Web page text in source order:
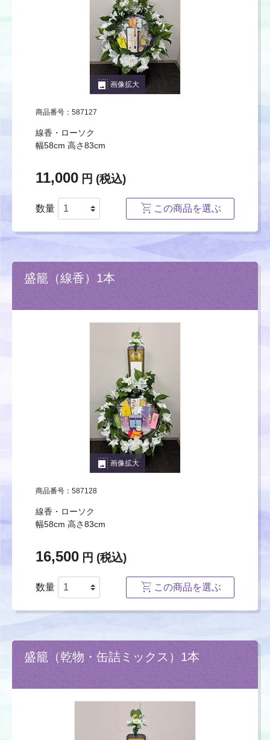
photo_size_select_large 画像拡大
商品番号：587127
線香・ローソク
幅58cm 高さ83cm
11,000 円 (税込)
数量 この商品を選ぶ
盛籠（線香）1本
photo_size_select_large 画像拡大
商品番号：587128
線香・ローソク
幅58cm 高さ83cm
16,500 円 (税込)
数量 この商品を選ぶ
盛籠（乾物・缶詰ミックス）1本